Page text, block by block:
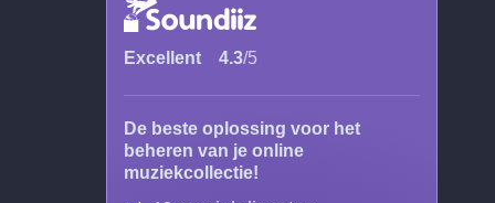
Excellent 4.3/5
De beste oplossing voor het
beheren van je online
muziekcollectie!